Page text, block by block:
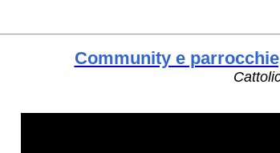
Community e